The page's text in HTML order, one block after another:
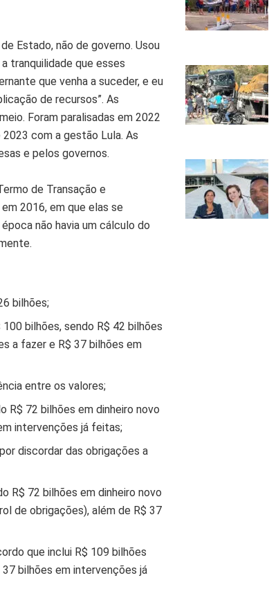
Estado, não de governo. Usou
tranquilidade que esses
que venha a suceder, e eu
de recursos”. As
Foram paralisadas em 2022
com a gestão Lula. As
e pelos governos.
de Transação e
2016, em que elas se
não havia um cálculo do
bilhões;
bilhões, sendo R$ 42 bilhões
a fazer e R$ 37 bilhões em
entre os valores;
R$ 72 bilhões em dinheiro novo
intervenções já feitas;
discordar das obrigações a
R$ 72 bilhões em dinheiro novo
de obrigações), além de R$ 37
que inclui R$ 109 bilhões
bilhões em intervenções já